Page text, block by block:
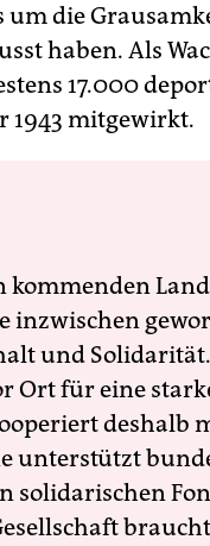
um die
haben. Als
17.000
1943 mitgewirkt.
kommenden
inzwischen
und
Ort für eine
deshalb
unterstützt
solidarischen